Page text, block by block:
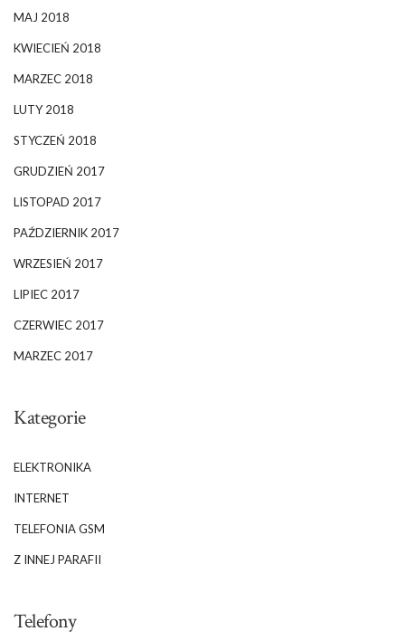
MAJ 2018
KWIECIEŃ 2018
MARZEC 2018
LUTY 2018
STYCZEŃ 2018
GRUDZIEŃ 2017
LISTOPAD 2017
PAŹDZIERNIK 2017
WRZESIEŃ 2017
LIPIEC 2017
CZERWIEC 2017
MARZEC 2017
Kategorie
ELEKTRONIKA
INTERNET
TELEFONIA GSM
Z INNEJ PARAFII
Telefony